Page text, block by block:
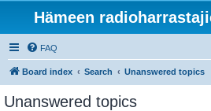
Hämeen
FAQ
Board index Search Unanswered topics
Unanswered topics